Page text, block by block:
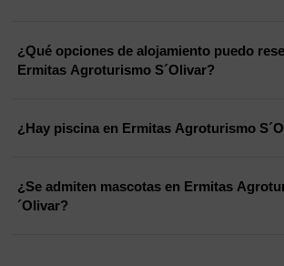
¿Qué opciones de alojamiento puedo
Ermitas Agroturismo S´Olivar?
¿Hay piscina en Ermitas Agroturismo
¿Se admiten mascotas en Ermitas
´Olivar?